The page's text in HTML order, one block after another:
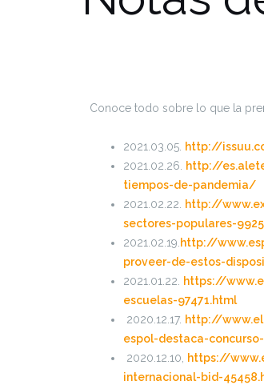
Conoce todo sobre lo que la
2021.03.05. http://
2021.02.26. http://
tiempos-de-pandemia/
2021.02.22. http://
sectores-populares-
2021.02.19.http://
proveer-de-estos-
2021.01.22. https://
escuelas-97471.html
2020.12.17. http://
espol-destaca-
2020.12.10, https://
internacional-bid-